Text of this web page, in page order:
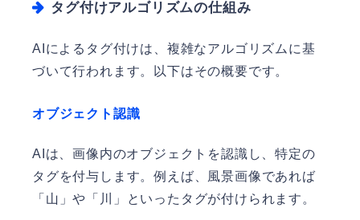
タグ付けアルゴリズムの仕組み
AIによるタグ付けは、複雑なアルゴリズムに基
づいて行われます。以下はその概要です。
オブジェクト認識
AIは、画像内のオブジェクトを認識し、特定の
タグを付与します。例えば、風景画像であれば
「山」や「川」といったタグが付けられます。